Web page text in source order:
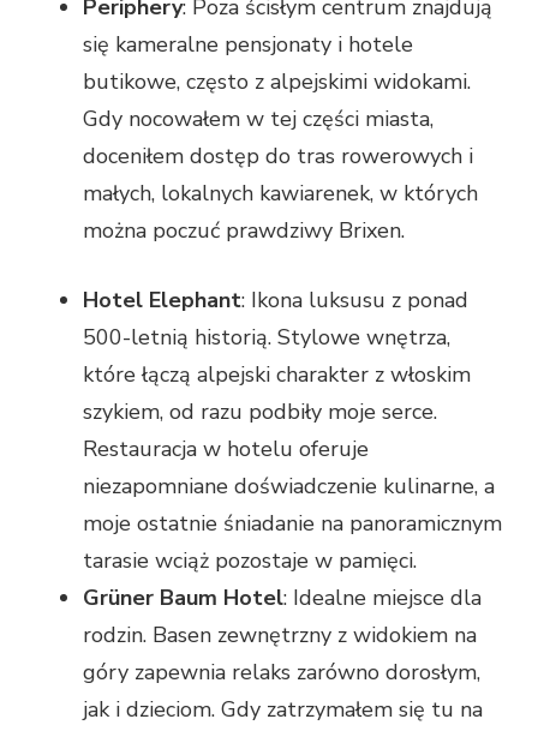
Periphery: Poza ścisłym centrum znajdują
się kameralne pensjonaty i hotele
butikowe, często z alpejskimi widokami.
Gdy nocowałem w tej części miasta,
doceniłem dostęp do tras rowerowych i
małych, lokalnych kawiarenek, w których
można poczuć prawdziwy Brixen.
Hotel Elephant: Ikona luksusu z ponad
500-letnią historią. Stylowe wnętrza,
które łączą alpejski charakter z włoskim
szykiem, od razu podbiły moje serce.
Restauracja w hotelu oferuje
niezapomniane doświadczenie kulinarne, a
moje ostatnie śniadanie na panoramicznym
tarasie wciąż pozostaje w pamięci.
Grüner Baum Hotel: Idealne miejsce dla
rodzin. Basen zewnętrzny z widokiem na
góry zapewnia relaks zarówno dorosłym,
jak i dzieciom. Gdy zatrzymałem się tu na